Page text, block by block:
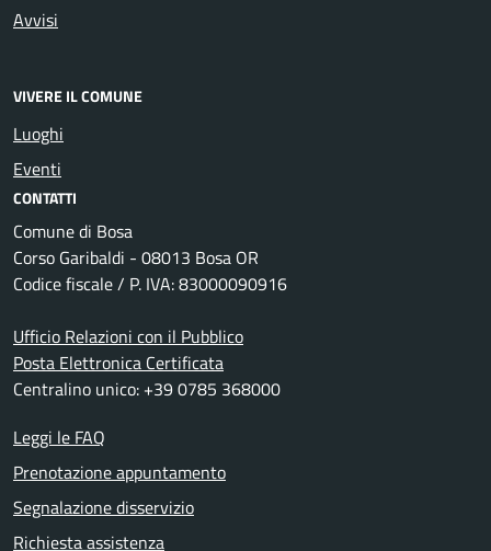
Avvisi
VIVERE IL COMUNE
Luoghi
Eventi
CONTATTI
Comune di Bosa
Corso Garibaldi - 08013 Bosa OR
Codice fiscale / P. IVA: 83000090916
Ufficio Relazioni con il Pubblico
Posta Elettronica Certificata
Centralino unico: +39 0785 368000
Leggi le FAQ
Prenotazione appuntamento
Segnalazione disservizio
Richiesta assistenza